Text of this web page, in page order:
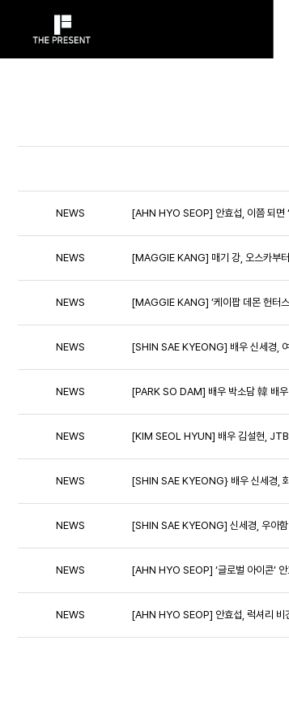
NEWS [AHN HYO SEOP] 안효섭, 이쯤 되면
NEWS [MAGGIE KANG] 매기 강, 오스카부터
NEWS [MAGGIE KANG] ’케이팝 데몬 헌터
NEWS [SHIN SAE KYEONG] 배우 신세경, 여
NEWS [PARK SO DAM] 배우 박소담 韓 배우
NEWS [KIM SEOL HYUN] 배우 김설현,
NEWS [SHIN SAE KYEONG} 배우 신세경,
NEWS [SHIN SAE KYEONG] 신세경, 우아함
NEWS [AHN HYO SEOP] ‘글로벌 아이콘’ 안
NEWS [AHN HYO SEOP] 안효섭, 럭셔리 비